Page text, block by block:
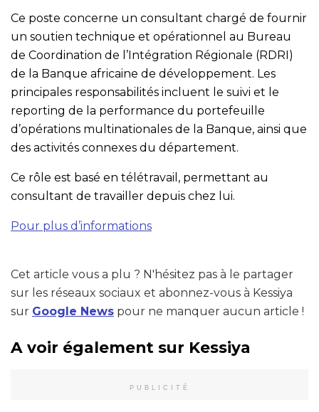
Ce poste concerne un consultant chargé de fournir
un soutien technique et opérationnel au Bureau
de Coordination de l’Intégration Régionale (RDRI)
de la Banque africaine de développement. Les
principales responsabilités incluent le suivi et le
reporting de la performance du portefeuille
d’opérations multinationales de la Banque, ainsi que
des activités connexes du département.
Ce rôle est basé en télétravail, permettant au
consultant de travailler depuis chez lui.
Pour plus d’informations
Cet article vous a plu ? N'hésitez pas à le partager
sur les réseaux sociaux et abonnez-vous à Kessiya
sur Google News pour ne manquer aucun article !
A voir également sur Kessiya
PUBLICITÉ